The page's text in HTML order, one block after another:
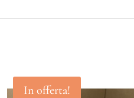
In offerta!